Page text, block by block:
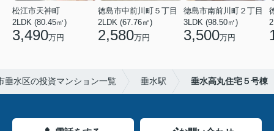
松江市天神町
2LDK (80.45㎡)
3,490万円
徳島市中前川町５丁目
2LDK (67.76㎡)
2,580万円
徳島市南前川町２丁目
3LDK (98.50㎡)
3,500万円
垂水区の投資マンション一覧 垂水駅 垂水高丸住宅５号棟